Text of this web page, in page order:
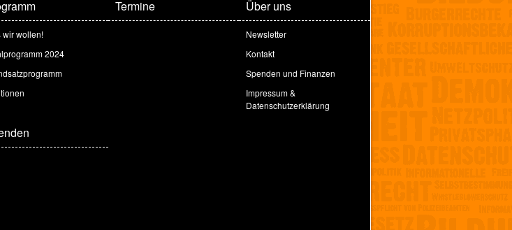
wir wollen!
2024
Termine Über uns
Newsletter
Kontakt
Spenden und Finanzen
Impressum &
Datenschutzerklärung